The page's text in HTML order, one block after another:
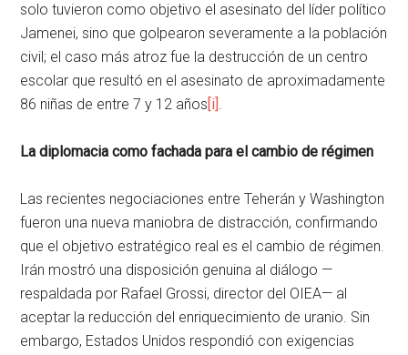
solo tuvieron como objetivo el asesinato del líder político
Jamenei, sino que golpearon severamente a la población
civil; el caso más atroz fue la destrucción de un centro
escolar que resultó en el asesinato de aproximadamente
86 niñas de entre 7 y 12 años [i] .
La diplomacia como fachada para el cambio de régimen
Las recientes negociaciones entre Teherán y Washington
fueron una nueva maniobra de distracción, confirmando
que el objetivo estratégico real es el cambio de régimen.
Irán mostró una disposición genuina al diálogo —
respaldada por Rafael Grossi, director del OIEA— al
aceptar la reducción del enriquecimiento de uranio. Sin
embargo, Estados Unidos respondió con exigencias